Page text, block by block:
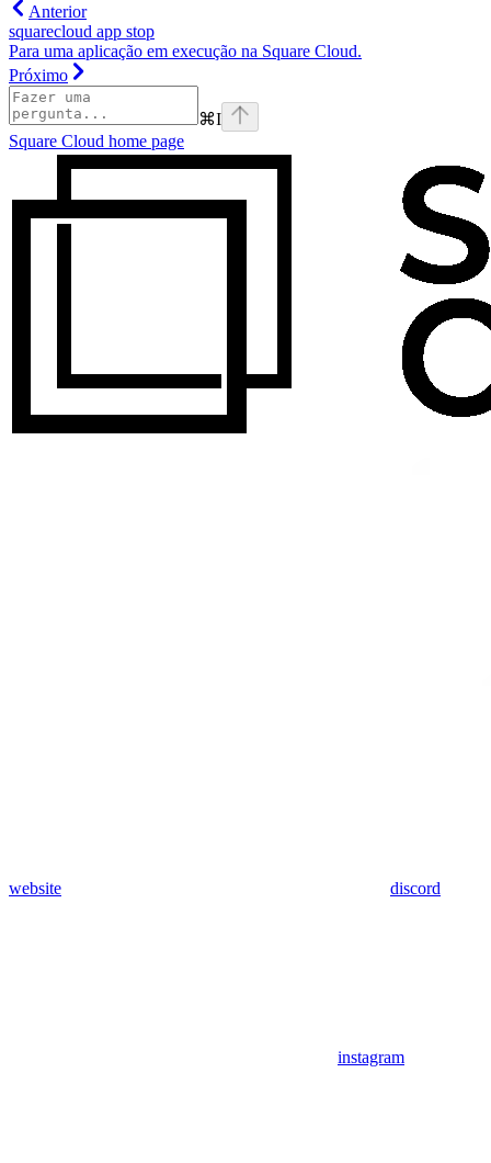
Anterior
squarecloud app stop
Para uma aplicação em execução na Square Cloud.
Próximo
⌘I
Square Cloud home page
website discord
instagram